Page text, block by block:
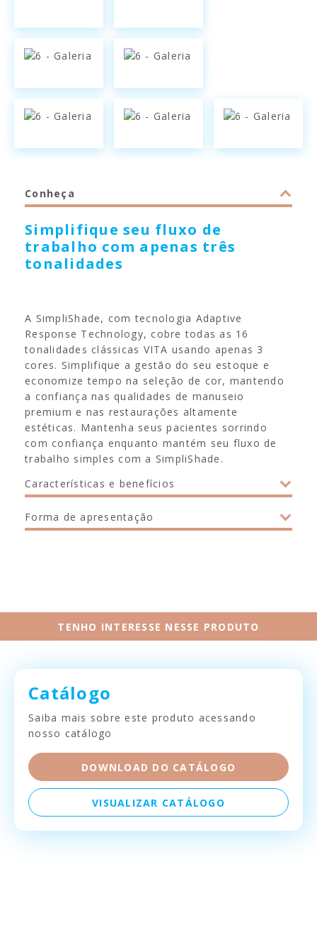
Conheça
Simplifique seu fluxo de
trabalho com apenas três
tonalidades
A SimpliShade, com tecnologia Adaptive
Response Technology, cobre todas as 16
tonalidades clássicas VITA usando apenas 3
cores. Simplifique a gestão do seu estoque e
economize tempo na seleção de cor, mantendo
a confiança nas qualidades de manuseio
premium e nas restaurações altamente
estéticas. Mantenha seus pacientes sorrindo
com confiança enquanto mantém seu fluxo de
trabalho simples com a SimpliShade.
Características e benefícios
Forma de apresentação
TENHO INTERESSE NESSE PRODUTO
Catálogo
Saiba mais sobre este produto acessando
nosso catálogo
DOWNLOAD DO CATÁLOGO
VISUALIZAR CATÁLOGO